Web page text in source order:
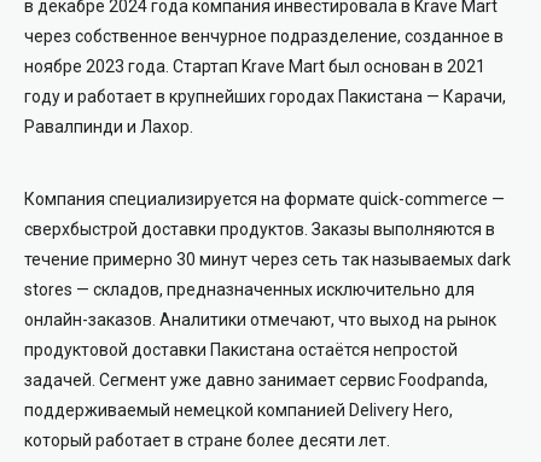
в декабре 2024 года компания инвестировала в Krave Mart
через собственное венчурное подразделение, созданное в
ноябре 2023 года. Стартап Krave Mart был основан в 2021
году и работает в крупнейших городах Пакистана — Карачи,
Равалпинди и Лахор
Компания специализируется на формате quick-commerce —
сверхбыстрой доставки продуктов. Заказы выполняются в
течение примерно 30 минут через сеть так называемых dark
stores — складов, предназначенных исключительно для
онлайн-заказов. Аналитики отмечают, что выход на рынок
продуктовой доставки Пакистана остаётся непростой
задачей. Сегмент уже давно занимает сервисFoodpanda,
поддерживаемый немецкой компанией Delivery Hero,
который работает в стране более десяти лет.